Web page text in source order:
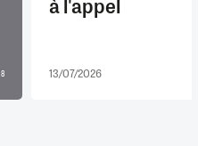
8 13/07/2026